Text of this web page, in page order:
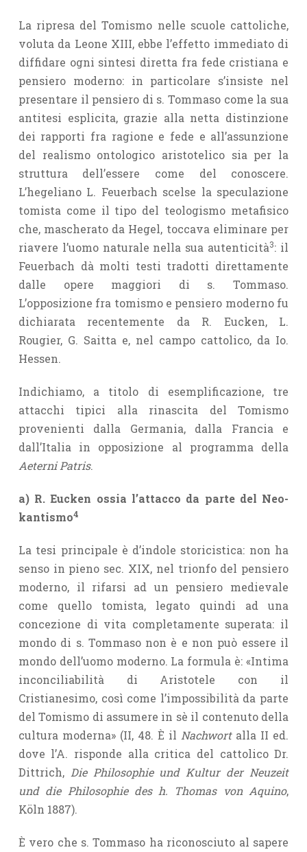
La ripresa del Tomismo nelle scuole cattoliche,
voluta da Leone XIII, ebbe l’effetto immediato di
diffidare ogni sintesi diretta fra fede cristiana e
pensiero moderno: in particolare s’insiste nel
presentare il pensiero di s. Tommaso come la sua
antitesi esplicita, grazie alla netta distinzione
dei rapporti fra ragione e fede e all’assunzione
del realismo ontologico aristotelico sia per la
struttura dell’essere come del conoscere.
L’hegeliano L. Feuerbach scelse la speculazione
tomista come il tipo del teologismo metafisico
che, mascherato da Hegel, toccava eliminare per
riavere l’uomo naturale nella sua autenticità3: il
Feuerbach dà molti testi tradotti direttamente
dalle opere maggiori di s. Tommaso.
L’opposizione fra tomismo e pensiero moderno fu
dichiarata recentemente da R. Eucken, L.
Rougier, G. Saitta e, nel campo cattolico, da Io.
Hessen.
Indichiamo, a titolo di esemplificazione, tre
attacchi tipici alla rinascita del Tomismo
provenienti dalla Germania, dalla Francia e
dall’Italia in opposizione al programma della
Aeterni Patris.
a) R. Eucken ossia l’attacco da parte del Neo-
kantismo4
La tesi principale è d’indole storicistica: non ha
senso in pieno sec. XIX, nel trionfo del pensiero
moderno, il rifarsi ad un pensiero medievale
come quello tomista, legato quindi ad una
concezione di vita completamente superata: il
mondo di s. Tommaso non è e non può essere il
mondo dell’uomo moderno. La formula è: «Intima
inconciliabilità di Aristotele con il
Cristianesimo, così come l’impossibilità da parte
del Tomismo di assumere in sè il contenuto della
cultura moderna» (II, 48. È il Nachwortalla II ed.
dove l’A. risponde alla critica del cattolico Dr.
Dittrich, Die Philosophie und Kultur der Neuzeit
und die Philosophie des h. Thomas von Aquino,
Köln 1887).
È vero che s. Tommaso ha riconosciuto al sapere